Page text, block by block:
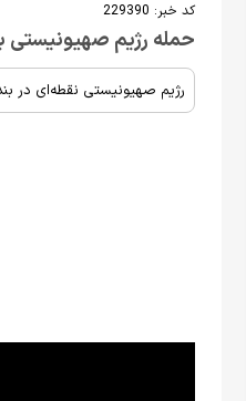
کد خبر: 229390
حمله رژیم صهیونیستی
رژیم صهیونیستی نقطه‌ای در بندر غزه را ۲ بار با موشک هدف قرار داد که بر اثر آن